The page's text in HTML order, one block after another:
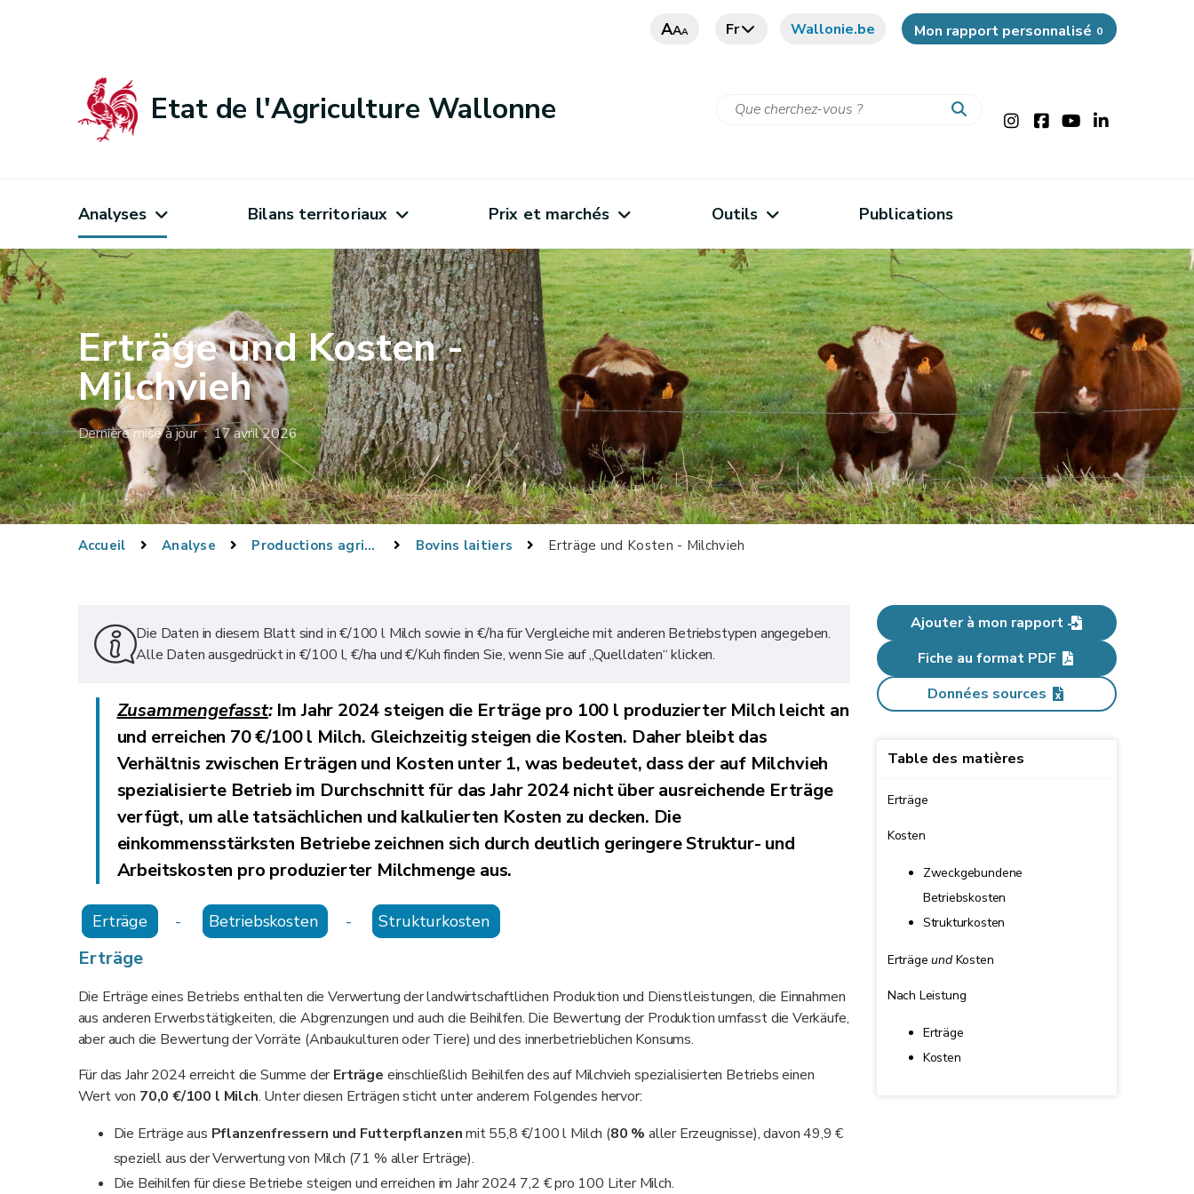
AAA Fr Wallonie.be Mon rapport personnalisé 0
Etat de l'Agriculture Wallonne
Analyses Bilans territoriaux Prix et marchés Outils Publications
Erträge und Kosten -
Milchvieh
Dernière mise à jour : 17 avril 2026
Accueil Analyse Productions agricoles Bovins laitiers Erträge und Kosten - Milchvieh
Die Daten in diesem Blatt sind in €/100 l Milch sowie in €/ha für Vergleiche mit anderen Betriebstypen angegeben.
Alle Daten ausgedrückt in €/100 l, €/ha und €/Kuh finden Sie, wenn Sie auf „Quelldaten“ klicken.
Zusammengefasst: Im Jahr 2024 steigen die Erträge pro 100 l produzierter Milch leicht an
und erreichen 70 €/100 l Milch. Gleichzeitig steigen die Kosten. Daher bleibt das
Verhältnis zwischen Erträgen und Kosten unter 1, was bedeutet, dass der auf Milchvieh
spezialisierte Betrieb im Durchschnitt für das Jahr 2024 nicht über ausreichende Erträge
verfügt, um alle tatsächlichen und kalkulierten Kosten zu decken. Die
einkommensstärksten Betriebe zeichnen sich durch deutlich geringere Struktur- und
Arbeitskosten pro produzierter Milchmenge aus.
Erträge - Betriebskosten - Strukturkosten
Erträge
Die Erträge eines Betriebs enthalten die Verwertung der landwirtschaftlichen Produktion und Dienstleistungen, die Einnahmen
aus anderen Erwerbstätigkeiten, die Abgrenzungen und auch die Beihilfen. Die Bewertung der Produktion umfasst die Verkäufe,
aber auch die Bewertung der Vorräte (Anbaukulturen oder Tiere) und des innerbetrieblichen Konsums.
Für das Jahr 2024 erreicht die Summe derErträge einschließlich Beihilfen des auf Milchvieh spezialisierten Betriebs einen
Wert von 70,0 €/100 l Milch. Unter diesen Erträgen sticht unter anderem Folgendes hervor:
Die Erträge aus Pflanzenfressern und Futterpflanzenmit 55,8 €/100 l Milch (80 % aller Erzeugnisse), davon 49,9 €
speziell aus der Verwertung von Milch (71 % aller Erträge).
Die Beihilfen für diese Betriebe steigen und erreichen im Jahr 2024 7,2 € pro 100 Liter Milch.
Ajouter à mon rapport
Fiche au format PDF
Données sources
Table des matières
Erträge
Kosten
Zweckgebundene
Betriebskosten
Strukturkosten
ErträgeundKosten
Nach Leistung
Erträge
Kosten